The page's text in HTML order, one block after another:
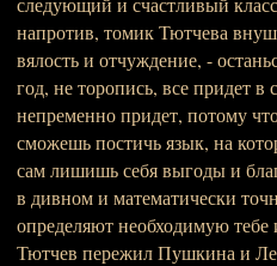
напротив, томик Тютчева
вялость и отчуждение, -
год, не торопись, все придет в
непременно придет, потому
сможешь постичь язык, на
сам лишишь себя выгоды и
в дивном и математически
определяют необходимую
Тютчев пережил Пушкина и